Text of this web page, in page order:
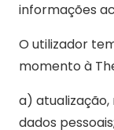
informações
O utilizador
momento à
a)
dados pessoais;